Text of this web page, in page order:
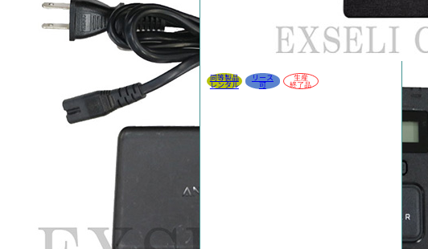
同等製品
レンタル
リース
可
生産
終了品